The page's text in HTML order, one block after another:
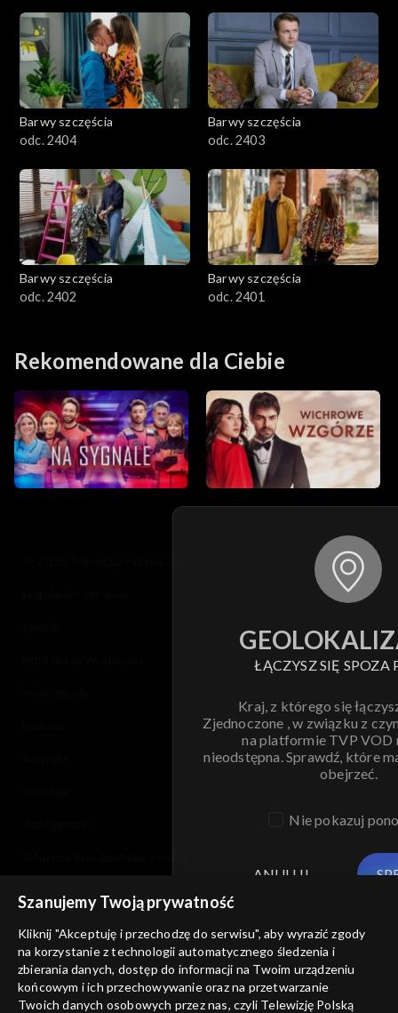
Barwy szczęścia
odc. 2404
Barwy szczęścia
odc. 2403
Barwy szczęścia
odc. 2402
Barwy szczęścia
odc. 2401
Rekomendowane dla Ciebie
ŁĄCZYSZ SIĘ SPOZA
Kraj, z którego się
Zjednoczone , w związku z
na platformie TVP VOD
nieodstępna. Sprawdź, które
obejrzeć.
Nie pokazuj
ANULUJ
Szanujemy Twoją prywatność
Kliknij "Akceptuję i przechodzę do serwisu", aby wyrazić zgody
na korzystanie z technologii automatycznego śledzenia i
zbierania danych, dostęp do informacji na Twoim urządzeniu
końcowym i ich przechowywanie oraz na przetwarzanie
Twoich danych osobowych przez nas, czyli Telewizję Polską